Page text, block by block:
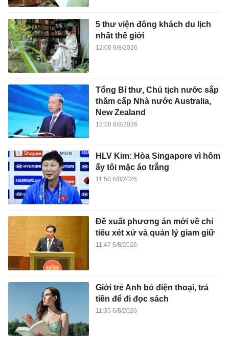
5 thư viện đông khách du lịch
nhất thế giới
12:00 6/8/2026
Tổng Bí thư, Chủ tịch nước sắp
thăm cấp Nhà nước Australia,
New Zealand
12:00 6/8/2026
HLV Kim: Hòa Singapore vì hôm
ấy tôi mặc áo trắng
11:50 6/8/2026
Đề xuất phương án mới về chỉ
tiêu xét xử và quản lý giam giữ
11:47 6/8/2026
Giới trẻ Anh bỏ điện thoại, trả
tiền để đi đọc sách
11:35 6/8/2026